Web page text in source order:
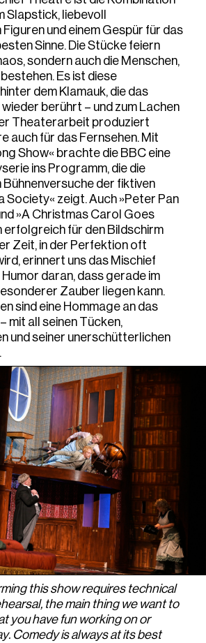
Slapstick, liebevoll
und einem Gespür für das
Sinne. Die Stücke feiern
sondern auch die Menschen,
Es ist diese
dem Klamauk, die das
wieder berührt – und zum Lachen
Theaterarbeit produziert
auch für das Fernsehen. Mit
Show« brachte die BBC eine
ins Programm, die die
der fiktiven
Society« zeigt. Auch »Peter Pan
»A Christmas Carol Goes
erfolgreich für den Bildschirm
Zeit, in der Perfektion oft
erinnert uns das Mischief
daran, dass gerade im
Zauber liegen kann.
sind eine Hommage an das
mit all seinen Tücken,
und seiner unerschütterlichen
this show requires technical
the main thing we want to
you have fun working on or
Comedy is always at its best